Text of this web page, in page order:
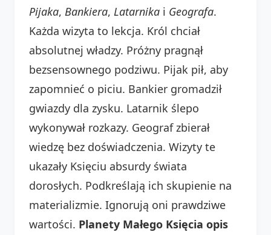
Pijaka, Bankiera, Latarnika i Geografa.
Każda wizyta to lekcja. Król chciał
absolutnej władzy. Próżny pragnął
bezsensownego podziwu. Pijak pił, aby
zapomnieć o piciu. Bankier gromadził
gwiazdy dla zysku. Latarnik ślepo
wykonywał rozkazy. Geograf zbierał
wiedzę bez doświadczenia. Wizyty te
ukazały Księciu absurdy świata
dorosłych. Podkreślają ich skupienie na
materializmie. Ignorują oni prawdziwe
wartości. Planety Małego Księcia opis